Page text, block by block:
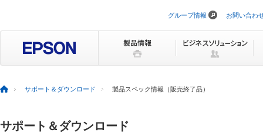
ビ
ョ
を
ス
グループ情報 お問い合わ
サポート＆ダウンロード 製品スペック情報（販売終了品）
サポート＆ダウンロード